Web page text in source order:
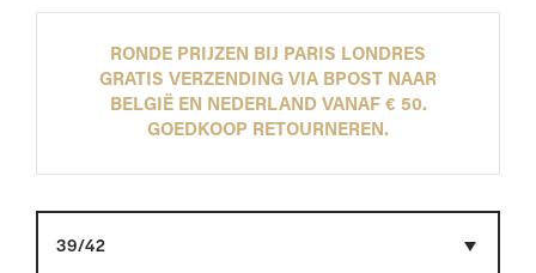
RONDE PRIJZEN BIJ PARIS LONDRES
GRATIS VERZENDING VIA BPOST NAAR
BELGIË EN NEDERLAND VANAF € 50.
GOEDKOOP RETOURNEREN.